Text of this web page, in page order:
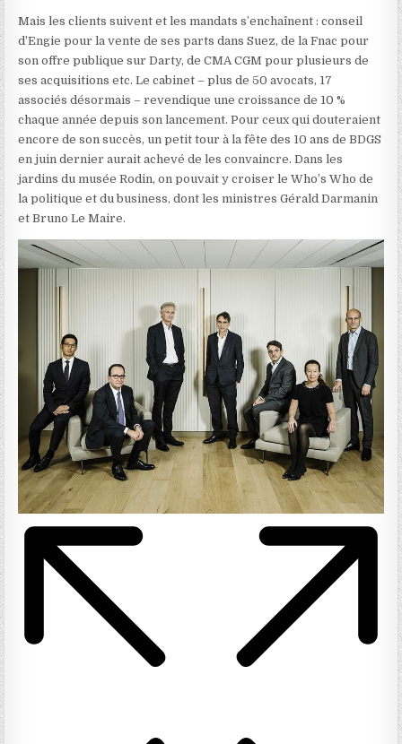
Mais les clients suivent et les mandats s’enchaînent : conseil
d’Engie pour la vente de ses parts dans Suez, de la Fnac pour
son offre publique sur Darty, de CMA CGM pour plusieurs de
ses acquisitions etc. Le cabinet – plus de 50 avocats, 17
associés désormais – revendique une croissance de 10 %
chaque année depuis son lancement. Pour ceux qui douteraient
encore de son succès, un petit tour à la fête des 10 ans de BDGS
en juin dernier aurait achevé de les convaincre. Dans les
jardins du musée Rodin, on pouvait y croiser le Who’s Who de
la politique et du business, dont les ministres Gérald Darmanin
et Bruno Le Maire.